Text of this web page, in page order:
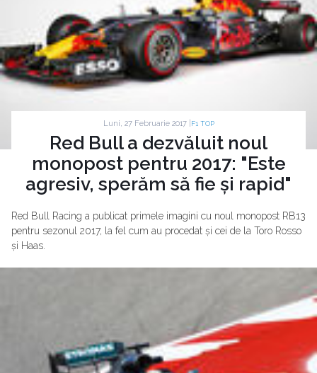
Luni, 27 Februarie 2017 | F1 TOP
Red Bull a dezvăluit noul
monopost pentru 2017: "Este
agresiv, sperăm să fie și rapid"
Red Bull Racing a publicat primele imagini cu noul monopost RB13
pentru sezonul 2017, la fel cum au procedat și cei de la Toro Rosso
și Haas.